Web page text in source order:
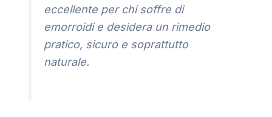
eccellente per chi soffre di
emorroidi e desidera un rimedio
pratico, sicuro e soprattutto
naturale.